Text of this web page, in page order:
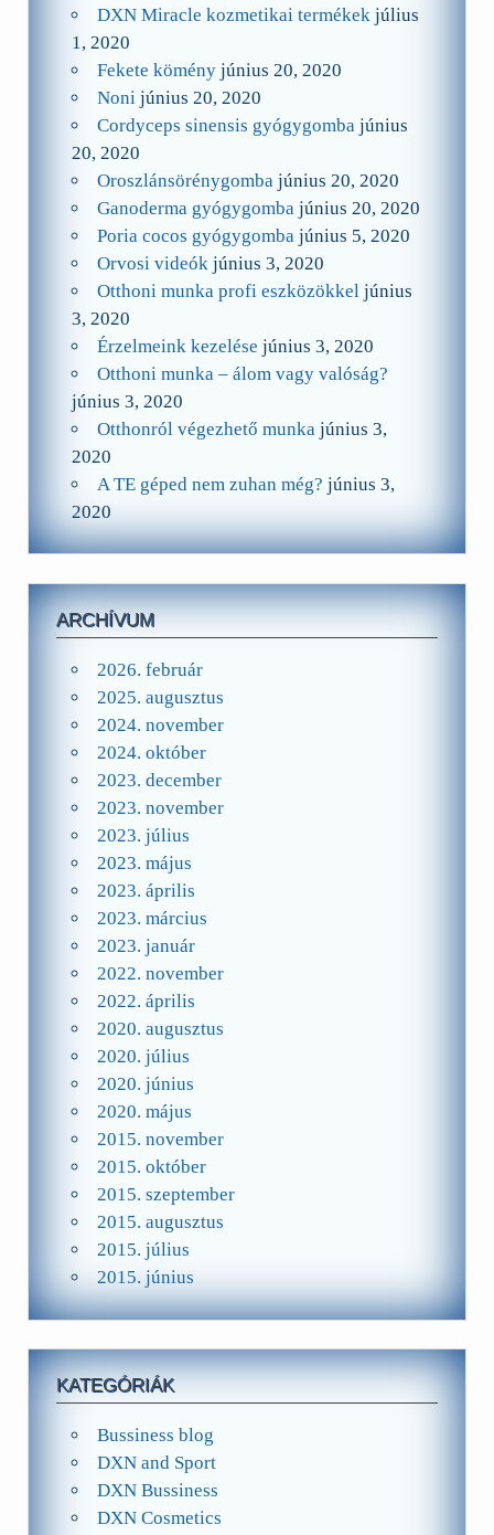
DXN Miracle kozmetikai termékek július
1, 2020
Fekete kömény június 20, 2020
Noni június 20, 2020
Cordyceps sinensis gyógygomba június
20, 2020
Oroszlánsörénygomba június 20, 2020
Ganoderma gyógygomba június 20, 2020
Poria cocos gyógygomba június 5, 2020
Orvosi videók június 3, 2020
Otthoni munka profi eszközökkel június
3, 2020
Érzelmeink kezelése június 3, 2020
Otthoni munka – álom vagy valóság?
június 3, 2020
Otthonról végezhető munka június 3,
2020
A TE géped nem zuhan még? június 3,
2020
ARCHÍVUM
2026. február
2025. augusztus
2024. november
2024. október
2023. december
2023. november
2023. július
2023. május
2023. április
2023. március
2023. január
2022. november
2022. április
2020. augusztus
2020. július
2020. június
2020. május
2015. november
2015. október
2015. szeptember
2015. augusztus
2015. július
2015. június
KATEGÓRIÁK
Bussiness blog
DXN and Sport
DXN Bussiness
DXN Cosmetics